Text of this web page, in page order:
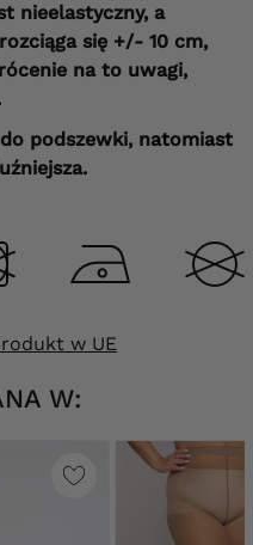
nieelastyczny, a
się +/- 10 cm,
na to uwagi,
podszewki, natomiast
w UE
W: